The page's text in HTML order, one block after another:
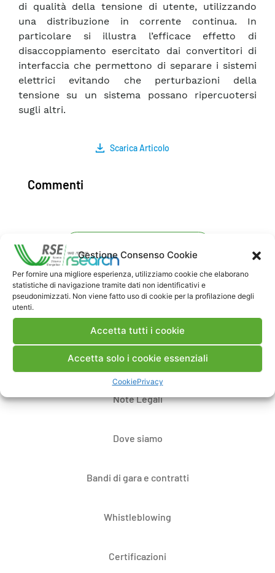
Gestione Consenso Cookie
Per fornire una migliore esperienza, utilizziamo cookie che elaborano
statistiche di navigazione tramite dati non identificativi e
pseudonimizzati. Non viene fatto uso di cookie per la profilazione degli
utenti.
Accetta tutti i cookie
Accetta solo i cookie essenziali
CookiePrivacy
di qualità della tensione di utente, utilizzando
una distribuzione in corrente continua. In
particolare si illustra l’efficace effetto di
disaccoppiamento esercitato dai convertitori di
interfaccia che permettono di separare i sistemi
elettrici evitando che perturbazioni della
tensione su un sistema possano ripercuotersi
sugli altri.
Scarica Articolo
Commenti
Contatti
Note Legali
Dove siamo
Bandi di gara e contratti
Whistleblowing
Certificazioni